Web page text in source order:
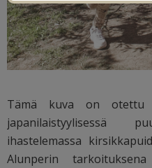
Tämä kuva on otettu
japanilaistyylisessä
ihastelemassa
Alunperin